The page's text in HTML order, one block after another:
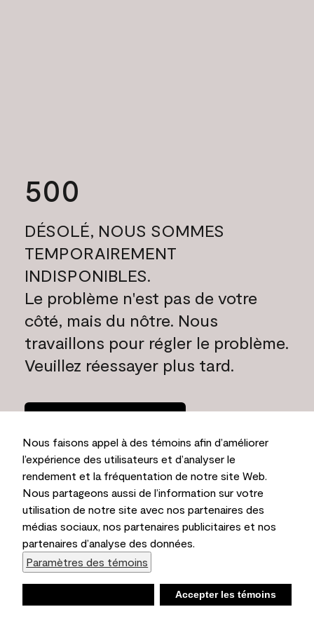
Nous faisons appel à des témoins afin d’améliorer
l’expérience des utilisateurs et d’analyser le
rendement et la fréquentation de notre site Web.
Nous partageons aussi de l’information sur votre
utilisation de notre site avec nos partenaires des
médias sociaux, nos partenaires publicitaires et nos
partenaires d’analyse des données.
Paramètres des témoins
Accepter les témoins
500
DÉSOLÉ, NOUS SOMMES
TEMPORAIREMENT
INDISPONIBLES.
Le problème n'est pas de votre
côté, mais du nôtre. Nous
travaillons pour régler le problème.
Veuillez réessayer plus tard.
maison